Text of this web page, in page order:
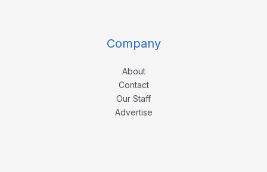
Company
About
Contact
Our Staff
Advertise